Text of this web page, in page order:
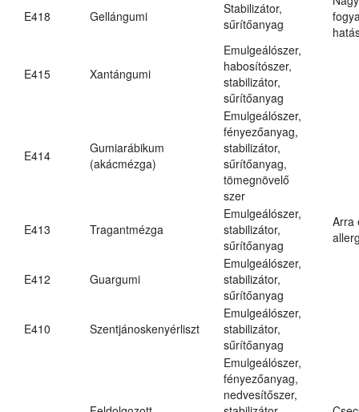
E418 Gellángumi
Stabilizátor,
sűrítőanyag
E415 Xantángumi
Emulgeálószer,
habosítószer,
stabilizátor,
sűrítőanyag
E414
Gumiarábikum
(akácmézga)
Emulgeálószer,
fényezőanyag,
stabilizátor,
sűrítőanyag,
tömegnövelő
szer
E413 Tragantmézga
Emulgeálószer,
stabilizátor,
sűrítőanyag
Arra
E412 Guargumi
Emulgeálószer,
stabilizátor,
sűrítőanyag
E410 Szentjánoskenyérliszt
Emulgeálószer,
stabilizátor,
sűrítőanyag
Emulgeálószer,
fényezőanyag,
nedvesítőszer,